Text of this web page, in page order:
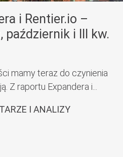
i Rentier.io –
październik i III kw.
mamy teraz do czynienia
Z raportu Expandera i...
I ANALIZY